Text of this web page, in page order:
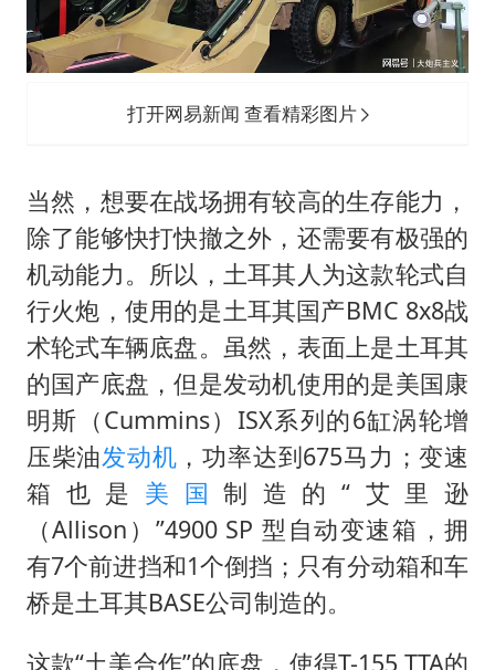
打开网易新闻 查看精彩图片
当然，想要在战场拥有较高的生存能力，
除了能够快打快撤之外，还需要有极强的
机动能力。所以，土耳其人为这款轮式自
行火炮，使用的是土耳其国产BMC 8x8战
术轮式车辆底盘。虽然，表面上是土耳其
的国产底盘，但是发动机使用的是美国康
明斯（Cummins）ISX系列的6缸涡轮增
压柴油发动机 ，功率达到675马力；变速
箱也是 美国制造的“艾里逊
（Allison）”4900 SP 型自动变速箱，拥
有7个前进挡和1个倒挡；只有分动箱和车
桥是土耳其BASE公司制造的。
这款“土美合作”的底盘，使得T-155 TTA的